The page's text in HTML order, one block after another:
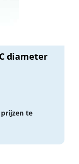
diameter
te